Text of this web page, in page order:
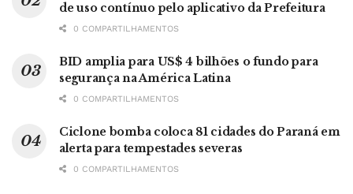
de uso contínuo pelo aplicativo da Prefeitura
0 COMPARTILHAMENTOS
BID amplia para US$ 4 bilhões o fundo para
segurança na América Latina
0 COMPARTILHAMENTOS
Ciclone bomba coloca 81 cidades do Paraná em
alerta para tempestades severas
0 COMPARTILHAMENTOS